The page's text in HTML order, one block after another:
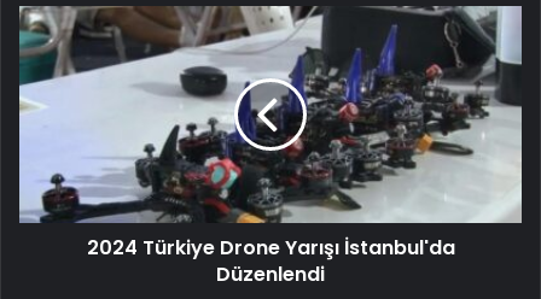
2024 Türkiye Drone Yarışı İstanbul'da
Düzenlendi